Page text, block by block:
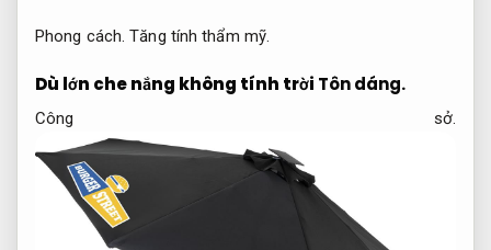
Phong cách. Tăng tính thẩm mỹ.
Dù lớn che nắng không tính trời Tôn dáng.
Công sở.